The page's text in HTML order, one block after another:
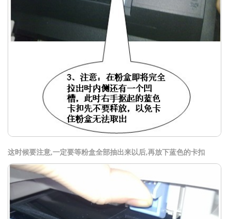
这时候要注意,一定要等粉盒全部抽出来以后,再放下蓝色的卡扣